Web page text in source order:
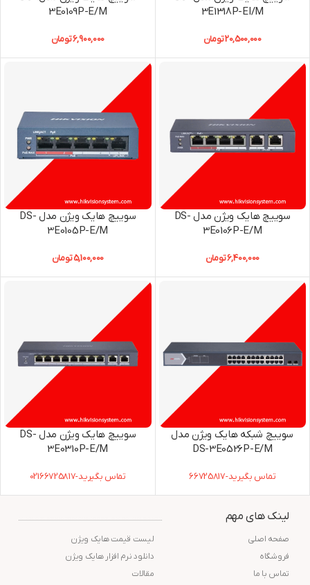
3E1318P-EI/M
20,500,000تومان
3E0109P-E/M
6,900,000تومان
سوییچ هایک ویژن مدل DS-
3E0106P-E/M
6,400,000تومان
سوییچ هایک ویژن مدل DS-
3E0105P-E/M
5,100,000تومان
سوییچ شبکه هایک ویژن مدل
DS-3E0526P-E/M
تماس بگیرید-66725817
سوییچ هایک ویژن مدل DS-
3E0310P-E/M
تماس بگیرید-02166725817
لینک های مهم
صفحه اصلی
فروشگاه
تماس با ما
لیست قیمت هایک ویژن
دانلود نرم افزار هایک ویژن
مقالات